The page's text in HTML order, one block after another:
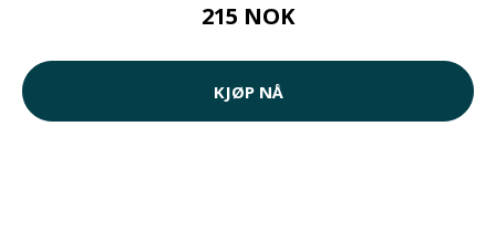
215 NOK
KJØP NÅ